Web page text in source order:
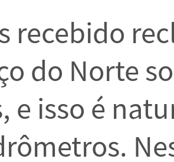
recebido
do Norte
e isso é